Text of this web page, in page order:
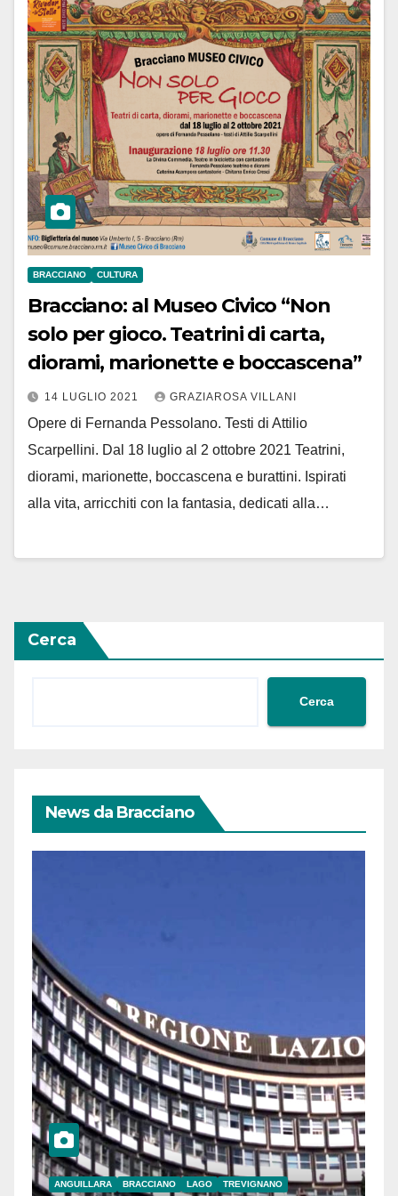
BRACCIANO CULTURA
Bracciano: al Museo Civico “Non
solo per gioco. Teatrini di carta,
diorami, marionette e boccascena”
14 LUGLIO 2021 GRAZIAROSA VILLANI
Opere di Fernanda Pessolano. Testi di Attilio
Scarpellini. Dal 18 luglio al 2 ottobre 2021 Teatrini,
diorami, marionette, boccascena e burattini. Ispirati
alla vita, arricchiti con la fantasia, dedicati alla…
Cerca
Cerca
News da Bracciano
ANGUILLARA BRACCIANO LAGO TREVIGNANO